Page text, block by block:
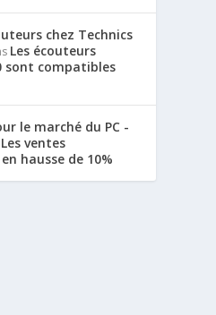
chez Technics
Les écouteurs
sont compatibles
le marché du PC -
Les ventes
hausse de 10%